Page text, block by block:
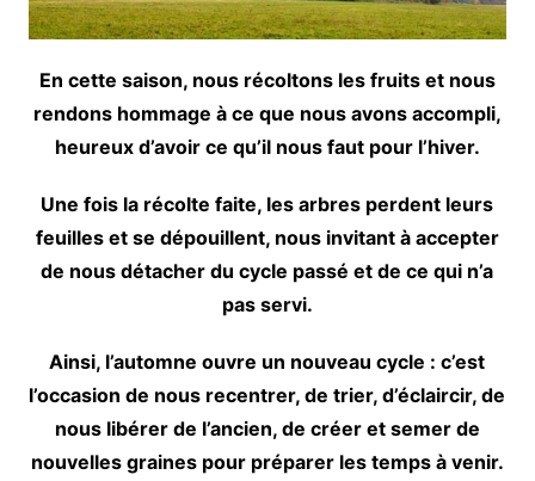
En cette saison, nous récoltons les fruits et nous
rendons hommage à ce que nous avons accompli,
heureux d’avoir ce qu’il nous faut pour l’hiver.
Une fois la récolte faite, les arbres perdent leurs
feuilles et se dépouillent, nous invitant à accepter
de nous détacher du cycle passé et de ce qui n’a
pas servi.
Ainsi, l’automne ouvre un nouveau cycle : c’est
l’occasion de nous recentrer, de trier, d’éclaircir, de
nous libérer de l’ancien, de créer et semer de
nouvelles graines pour préparer les temps à venir.